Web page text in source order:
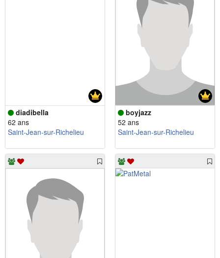
diadibella
62 ans
Saint-Jean-sur-Richelieu
boyjazz
52 ans
Saint-Jean-sur-Richelieu